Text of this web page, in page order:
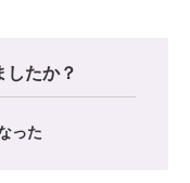
したか？
った